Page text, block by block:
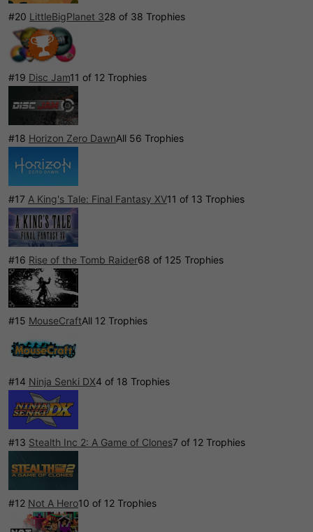
#20 LittleBigPlanet 328 of 38 Trophies
#19 Disc Jam11 of 12 Trophies
#18 Horizon Zero DawnAll 56 Trophies
#17 A King's Tale: Final Fantasy XV11 of 13 Trophies
#16 Rise of the Tomb Raider68 of 125 Trophies
#15 MouseCraftAll 12 Trophies
#14 Ninja Senki DX4 of 18 Trophies
#13 Stealth Inc 2: A Game of Clones7 of 12 Trophies
#12 Not A Hero10 of 12 Trophies